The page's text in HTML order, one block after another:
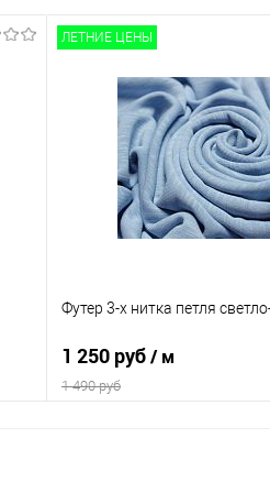
ЛЕТНИЕ ЦЕНЫ
Футер 3-х нитка петля
1 250 руб/ м
1 490 руб